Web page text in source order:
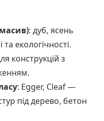
: дуб, ясень
екологічності.
конструкцій з
: Egger, Cleaf —
під дерево, бетон